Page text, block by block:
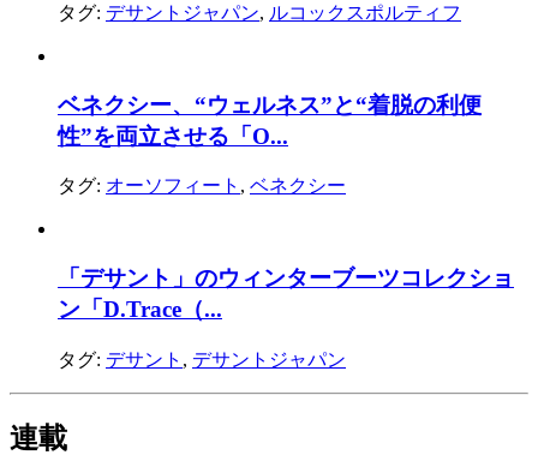
タグ: デサントジャパン, ルコックスポルティフ
ベネクシー、“ウェルネス”と“着脱の利便
性”を両立させる「O...
タグ: オーソフィート , ベネクシー
「デサント」のウィンターブーツコレクショ
ン「D.Trace（...
タグ: デサント , デサントジャパン
連載